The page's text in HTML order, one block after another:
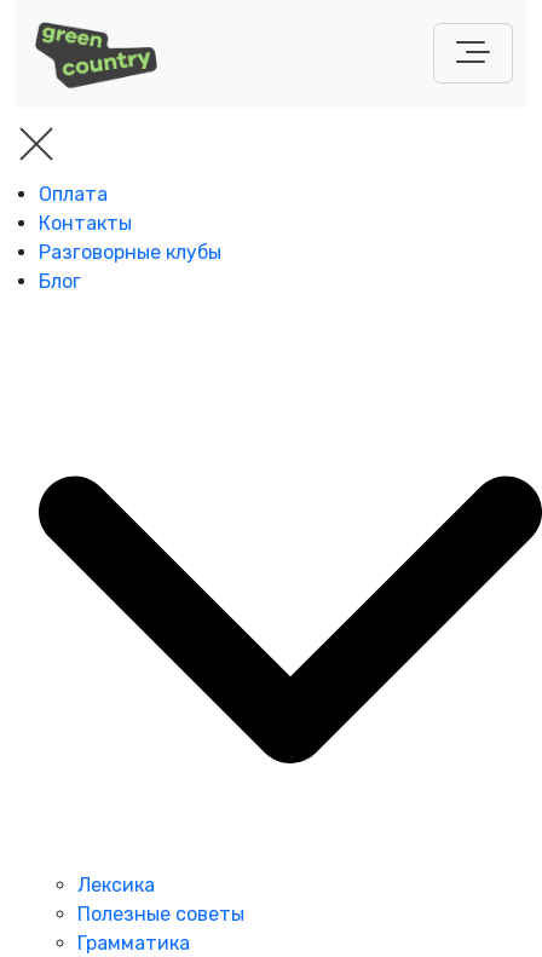
Оплата
Контакты
Разговорные клубы
Блог
Лексика
Полезные советы
Грамматика